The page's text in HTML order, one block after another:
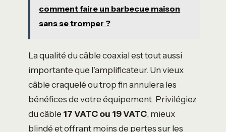
comment faire un barbecue maison
sans se tromper ?
La qualité du câble coaxial est tout aussi
importante que l’amplificateur. Un vieux
câble craquelé ou trop fin annulera les
bénéfices de votre équipement. Privilégiez
du câble 17 VATC ou 19 VATC, mieux
blindé et offrant moins de pertes sur les